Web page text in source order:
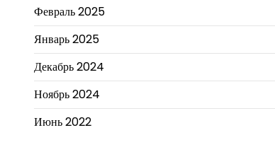
Февраль 2025
Январь 2025
Декабрь 2024
Ноябрь 2024
Июнь 2022